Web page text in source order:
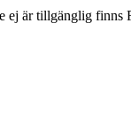
är tillgänglig